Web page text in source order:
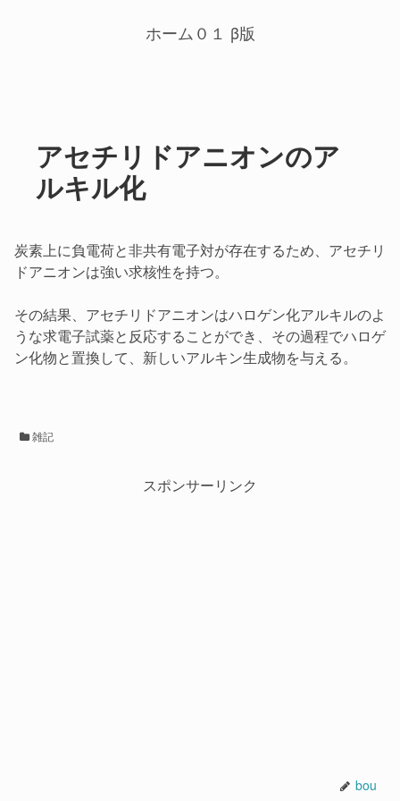
ホーム０１ β版
アセチリドアニオンのア
ルキル化
炭素上に負電荷と非共有電子対が存在するため、アセチリ
ドアニオンは強い求核性を持つ。
その結果、アセチリドアニオンはハロゲン化アルキルのよ
うな求電子試薬と反応することができ、その過程でハロゲ
ン化物と置換して、新しいアルキン生成物を与える。
雑記
スポンサーリンク
bou